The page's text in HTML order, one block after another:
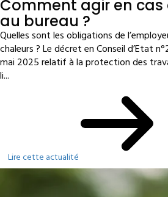
Comment agir en cas
au bureau ?
Quelles sont les obligations de
chaleurs ? Le décret en Conseil d’Etat
mai 2025 relatif à la protection des
li...
Lire cette actualité